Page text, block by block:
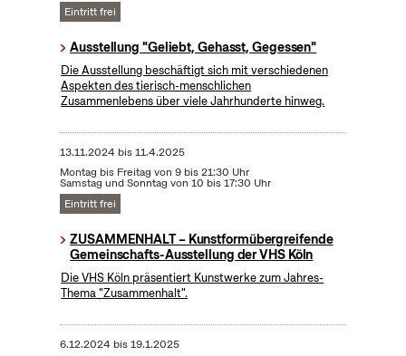
Eintritt frei
Ausstellung "Geliebt, Gehasst, Gegessen"
Die Ausstellung beschäftigt sich mit verschiedenen
Aspekten des tierisch-menschlichen
Zusammenlebens über viele Jahrhunderte hinweg.
13.11.2024 bis11.4.2025
Montag bis Freitag von 9 bis 21:30 Uhr
Samstag und Sonntag von 10 bis 17:30 Uhr
Eintritt frei
ZUSAMMENHALT – Kunstformübergreifende
Gemeinschafts-Ausstellung der VHS Köln
Die VHS Köln präsentiert Kunstwerke zum Jahres-
Thema "Zusammenhalt".
6.12.2024 bis19.1.2025